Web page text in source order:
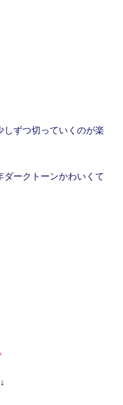
しずつ切っていくのが楽
ークトーンかわいくて